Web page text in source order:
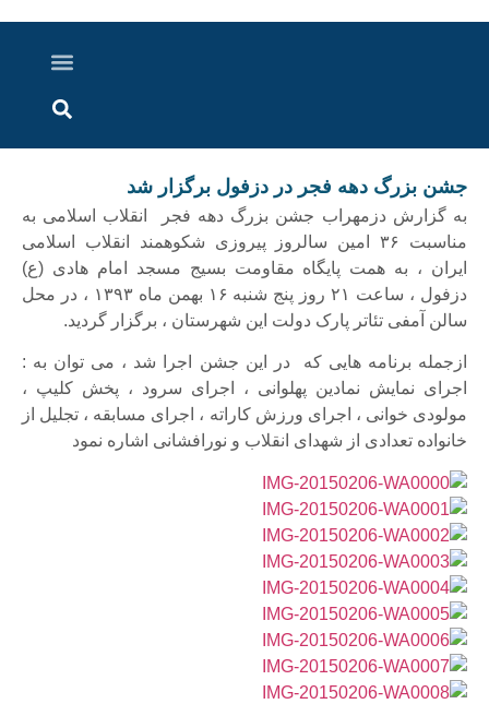
جشن بزرگ دهه فجر در دزفول برگزار شد
به گزارش دزمهراب جشن بزرگ دهه فجر انقلاب اسلامی به
مناسبت ۳۶ امین سالروز پیروزی شکوهمند انقلاب اسلامی
ایران ، به همت پایگاه مقاومت بسیج مسجد امام هادی (ع)
دزفول ، ساعت ۲۱ روز پنج شنبه ۱۶ بهمن ماه ۱۳۹۳ ، در محل
سالن آمفی تئاتر پارک دولت این شهرستان ، برگزار گردید.
ازجمله برنامه هایی که در این جشن اجرا شد ، می توان به :
اجرای نمایش نمادین پهلوانی ، اجرای سرود ، پخش کلیپ ،
مولودی خوانی ، اجرای ورزش کاراته ، اجرای مسابقه ، تجلیل از
خانواده تعدادی از شهدای انقلاب و نورافشانی اشاره نمود